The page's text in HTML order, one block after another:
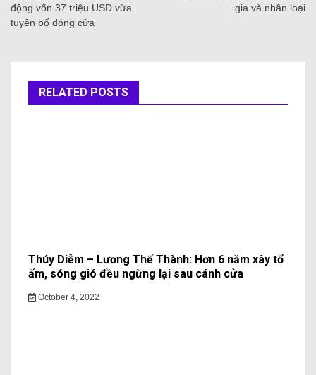
động vốn 37 triệu USD vừa
tuyên bố đóng cửa
gia và nhân loại
RELATED POSTS
Thúy Diễm – Lương Thế Thành: Hơn 6 năm xây tổ
ấm, sóng gió đều ngừng lại sau cánh cửa
October 4, 2022